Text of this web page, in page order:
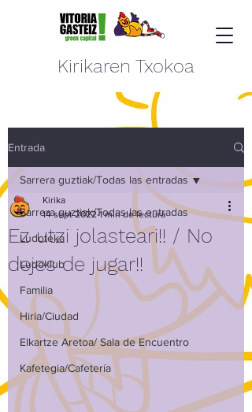
Kirikaren Txokoa
Entrada
Sarrera guztiak/Todas las entradas
Ludoteka
Ludoklub
Familia
Hiria/Ciudad
Elkartze Aretoa/ Sala de Encuentro
Kafetegia/Cafetería
Sarrera guztiak/Todas las entradas
Ez utzi jolasteari!! / No
dejes de jugar!!
Kirika
14 sept 2022 1 min de lectura